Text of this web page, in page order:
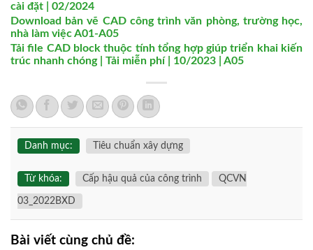
cài đặt | 02/2024
Download bản vẽ CAD công trình văn phòng, trường học,
nhà làm việc A01-A05
Tải file CAD block thuộc tính tổng hợp giúp triển khai kiến
trúc nhanh chóng | Tải miễn phí | 10/2023 | A05
Danh mục: Tiêu chuẩn xây dựng
Từ khóa: Cấp hậu quả của công trình QCVN
03_2022BXD
Bài viết cùng chủ đề: